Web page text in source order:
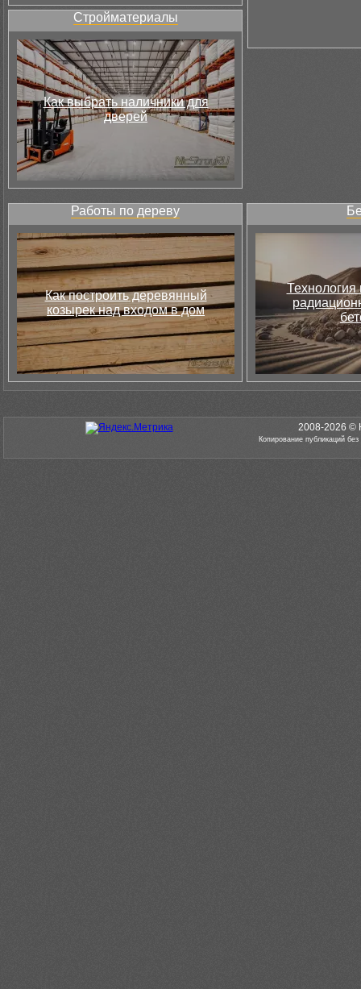
Стройматериалы
Как выбрать наличники для
дверей
Работы по дереву
Как построить деревянный
козырек над входом в дом
Технология
2008-2026 ©
Копирование публикаций